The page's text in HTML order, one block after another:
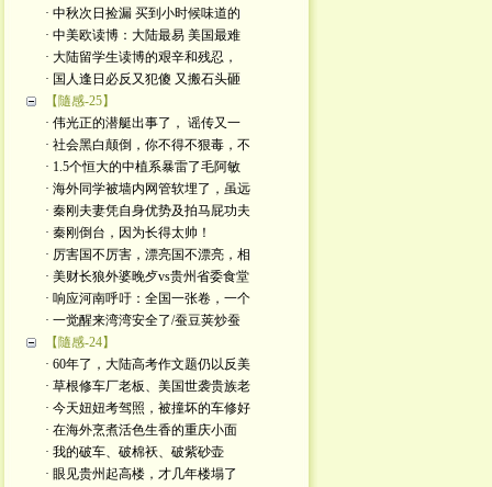
· 中秋次日捡漏 买到小时候味道的
· 中美欧读博：大陆最易 美国最难
· 大陆留学生读博的艰辛和残忍，
· 国人逢日必反又犯傻 又搬石头砸
【隨感-25】
· 伟光正的潜艇出事了， 谣传又一
· 社会黑白颠倒，你不得不狠毒，不
· 1.5个恒大的中植系暴雷了毛阿敏
· 海外同学被墙内网管软埋了，虽远
· 秦刚夫妻凭自身优势及拍马屁功夫
· 秦刚倒台，因为长得太帅！
· 厉害国不厉害，漂亮国不漂亮，相
· 美财长狼外婆晚歺vs贵州省委食堂
· 响应河南呼吁：全国一张卷，一个
· 一觉醒来湾湾安全了/蚕豆荚炒蚕
【隨感-24】
· 60年了，大陆高考作文题仍以反美
· 草根修车厂老板、美国世袭贵族老
· 今天妞妞考驾照，被撞坏的车修好
· 在海外烹煮活色生香的重庆小面
· 我的破车、破棉袄、破紫砂壶
· 眼见贵州起高楼，才几年楼塌了